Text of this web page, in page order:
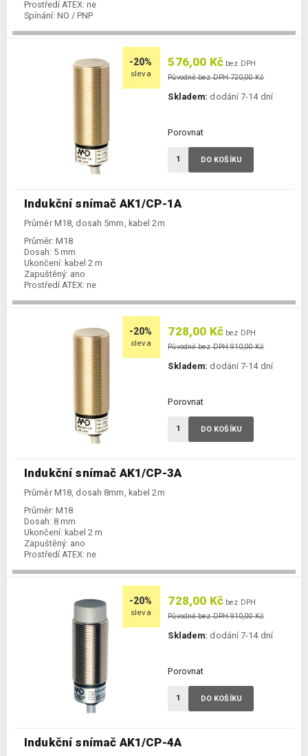
Prostředí ATEX: ne
Spínání: NO / PNP
-20%
sleva
Indukční snímač AK1/CP-1A
Průměr M18, dosah 5mm, kabel 2m
Průměr: M18
Dosah: 5 mm
Ukončení: kabel 2 m
Zapuštěný: ano
Prostředí ATEX: ne
576,00 Kč bez DPH
Původně bez DPH 720,00 Kč
Skladem: dodání 7-14 dní
Porovnat
DO KOŠÍKU
-20%
sleva
Indukční snímač AK1/CP-3A
Průměr M18, dosah 8mm, kabel 2m
Průměr: M18
Dosah: 8 mm
Ukončení: kabel 2 m
Zapuštěný: ano
Prostředí ATEX: ne
728,00 Kč bez DPH
Původně bez DPH 910,00 Kč
Skladem: dodání 7-14 dní
Porovnat
DO KOŠÍKU
-20%
sleva
Indukční snímač AK1/CP-4A
728,00 Kč bez DPH
Původně bez DPH 910,00 Kč
Skladem: dodání 7-14 dní
Porovnat
DO KOŠÍKU